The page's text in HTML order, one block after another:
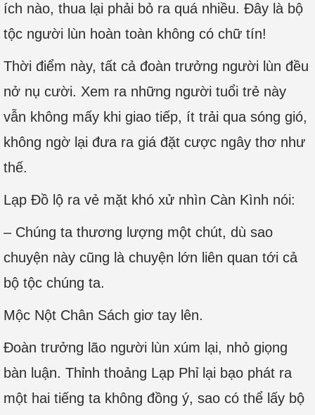
ích nào, thua lại phải bỏ ra quá nhiều. Đây là bộ
tộc người lùn hoàn toàn không có chữ tín!
Thời điểm này, tất cả đoàn trưởng người lùn đều
nở nụ cười. Xem ra những người tuổi trẻ này
vẫn không mấy khi giao tiếp, ít trải qua sóng gió,
không ngờ lại đưa ra giá đặt cược ngây thơ như
thế.
Lạp Đồ lộ ra vẻ mặt khó xử nhìn Càn Kình nói:
– Chúng ta thương lượng một chút, dù sao
chuyện này cũng là chuyện lớn liên quan tới cả
bộ tộc chúng ta.
Mộc Nột Chân Sách giơ tay lên.
Đoàn trưởng lão người lùn xúm lại, nhỏ giọng
bàn luận. Thỉnh thoảng Lạp Phỉ lại bạo phát ra
một hai tiếng ta không đồng ý, sao có thể lấy bộ